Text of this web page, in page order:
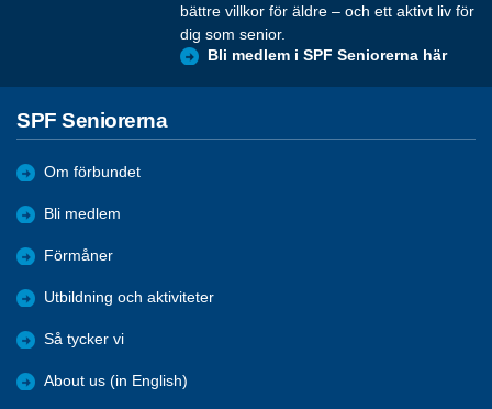
bättre villkor för äldre – och ett aktivt liv för
dig som senior.
Bli medlem i SPF Seniorerna här
SPF Seniorerna
Om förbundet
Bli medlem
Förmåner
Utbildning och aktiviteter
Så tycker vi
About us (in English)